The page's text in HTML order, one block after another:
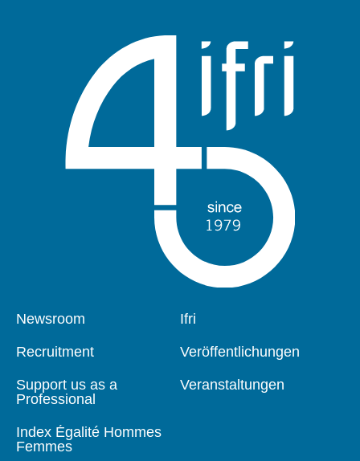
Pied
Newsroom
Recruitment
Support us as a
Professional
Index Égalité Hommes
Femmes
Navigation
Ifri
Veröffentlichungen
Veranstaltungen